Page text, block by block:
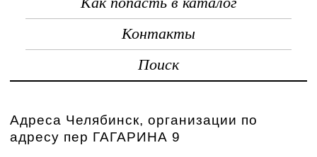
Контакты
Поиск
Адреса Челябинск, организации по
адресу пер ГАГАРИНА 9